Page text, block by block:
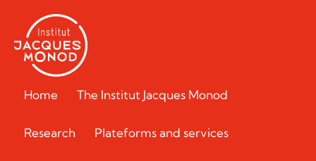
Home The Institut Jacques Monod
Research Plateforms and services